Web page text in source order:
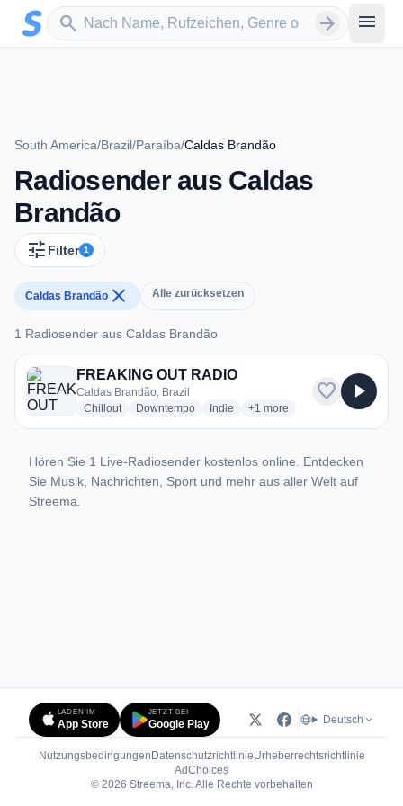
Zum Hauptinhalt springen
search
Sender suchen arrow_forward menu
South America/Brazil/Paraíba/Caldas Brandão
Radiosender aus Caldas
Brandão
tune Filter 1
Caldas Brandão close Alle zurücksetzen
1 Radiosender aus Caldas Brandão
1 Radiosender aus Caldas Brandão
FREAKING OUT RADIO
Caldas Brandão, Brazil
Chilloutradio stations
Downtemporadio stations
Indie radio stations
+1 more genres for FREAKING
more
favorite play_arrow
Hören Sie 1 Live-Radiosender kostenlos online. Entdecken
Sie Musik, Nachrichten, Sport und mehr aus aller Welt auf
Streema.
LADEN IM
App Store
JETZT BEI
Google Play Deutsch
Nutzungsbedingungen DatenschutzrichtlinieUrheberrechtsrichtlinie
AdChoices(öffnet in neuem Tab)
© 2026 Streema, Inc. Alle Rechte vorbehalten